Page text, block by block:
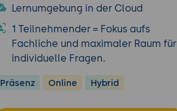
Lernumgebung in der Cloud
1 Teilnehmender = Fokus aufs
Fachliche und maximaler Raum für
individuelle Fragen.
Präsenz Online Hybrid